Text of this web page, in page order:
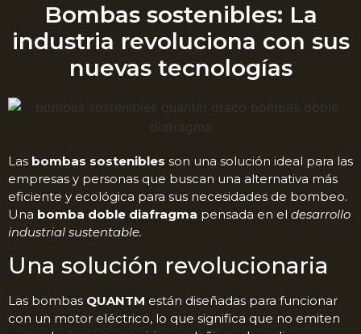
Bombas sostenibles: La
industria revoluciona con sus
nuevas tecnologías
Las bombas sostenibles son una solución ideal para las
empresas y personas que buscan una alternativa más
eficiente y ecológica para sus necesidades de bombeo.
Una bomba doble diafragma pensada en el desarrollo
industrial sustentable.
Una solución revolucionaria
Las bombas QUANTM están diseñadas para funcionar
con un motor eléctrico, lo que significa que no emiten